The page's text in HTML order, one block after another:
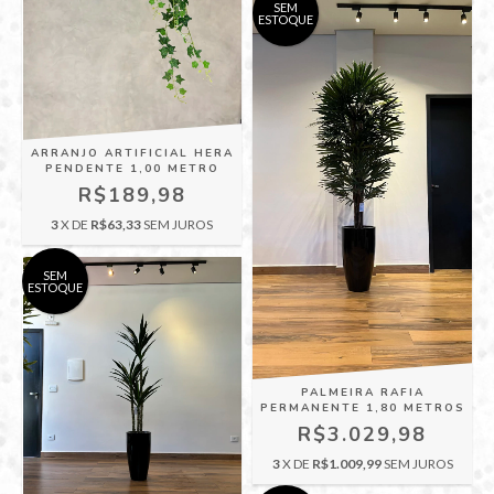
ARRANJO ARTIFICIAL HERA
PENDENTE 1,00 METRO
R$189,98
3X DE R$63,33SEM JUROS
SEM
ESTOQUE
PALMEIRA RAFIA
PERMANENTE 1,80 METROS
R$3.029,98
3X DE R$1.009,99SEM JUROS
SEM
ESTOQUE